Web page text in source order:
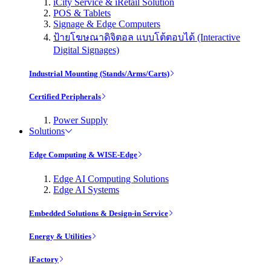
POS & Tablets
Signage & Edge Computers
ป้ายโฆษณาดิจิตอล แบบโต้ตอบได้ (Interactive
Digital Signages)
Industrial Mounting (Stands/Arms/Carts)
Certified Peripherals
Power Supply
Solutions
Edge Computing & WISE-Edge
Edge AI Computing Solutions
Edge AI Systems
Embedded Solutions & Design-in Service
Energy & Utilities
iFactory